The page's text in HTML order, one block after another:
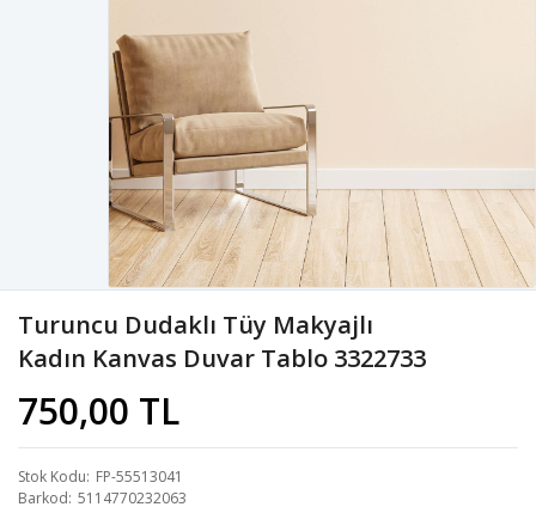
Turuncu Dudaklı Tüy Makyajlı
Kadın Kanvas Duvar Tablo 3322733
750,00 TL
Stok Kodu FP-55513041
Barkod 5114770232063